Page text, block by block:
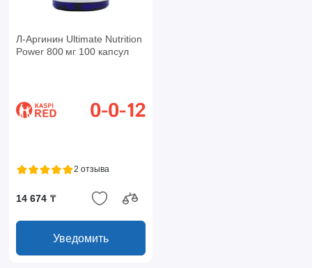
Л-Аргинин Ultimate Nutrition
Power 800 мг 100 капсул
2 отзыва
14 674 ₸
Уведомить